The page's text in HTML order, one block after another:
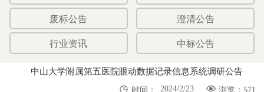
废标公告 澄清公告
行业资讯 中标公告
中山大学附属第五医院眼动数据记录信息系统调研公告
 浏览：571
 时间：
2024/2/23